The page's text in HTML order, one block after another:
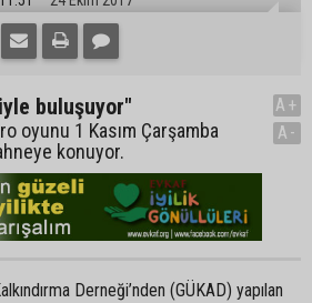
buluşuyor"
oyunu 1 Kasım Çarşamba
konuyor.
A+
A-
Derneği’nden (GÜKAD) yapılan